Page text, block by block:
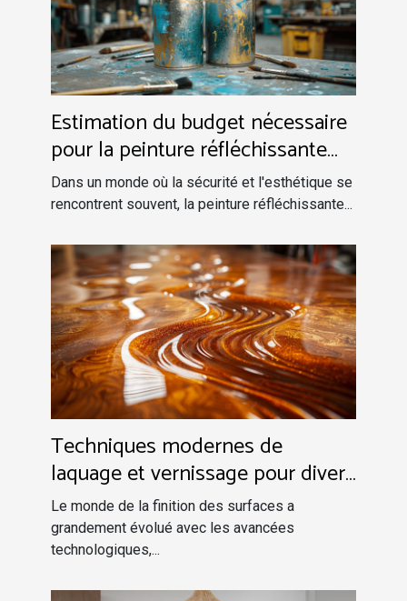
Estimation du budget nécessaire
pour la peinture réfléchissante
avec ou sans pose
Dans un monde où la sécurité et l'esthétique se
rencontrent souvent, la peinture réfléchissante...
Techniques modernes de
laquage et vernissage pour divers
supports
Le monde de la finition des surfaces a
grandement évolué avec les avancées
technologiques,...